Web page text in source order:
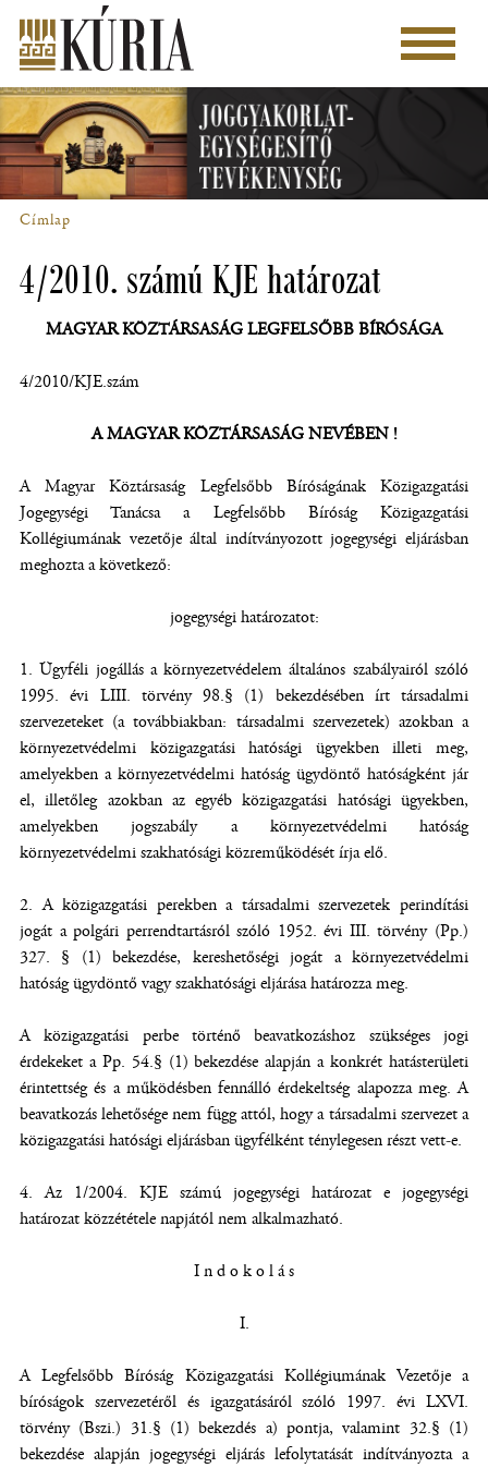
tartalomra
Főmenü
Címlap
4/2010. számú KJE határozat
MAGYAR KÖZTÁRSASÁG LEGFELSŐBB BÍRÓSÁGA
4/2010/KJE.szám
A MAGYAR KÖZTÁRSASÁG NEVÉBEN !
A Magyar Köztársaság Legfelsőbb Bíróságának Közigazgatási
Jogegységi Tanácsa a Legfelsőbb Bíróság Közigazgatási
Kollégiumának vezetője által indítványozott jogegységi eljárásban
meghozta a következő:
jogegységi határozatot:
1. Ügyféli jogállás a környezetvédelem általános szabályairól szóló
1995. évi LIII. törvény 98.§ (1) bekezdésében írt társadalmi
szervezeteket (a továbbiakban: társadalmi szervezetek) azokban a
környezetvédelmi közigazgatási hatósági ügyekben illeti meg,
amelyekben a környezetvédelmi hatóság ügydöntő hatóságként jár
el, illetőleg azokban az egyéb közigazgatási hatósági ügyekben,
amelyekben jogszabály a környezetvédelmi hatóság
környezetvédelmi szakhatósági közreműködését írja elő.
2. A közigazgatási perekben a társadalmi szervezetek perindítási
jogát a polgári perrendtartásról szóló 1952. évi III. törvény (Pp.)
327. § (1) bekezdése, kereshetőségi jogát a környezetvédelmi
hatóság ügydöntő vagy szakhatósági eljárása határozza meg.
A közigazgatási perbe történő beavatkozáshoz szükséges jogi
érdekeket a Pp. 54.§ (1) bekezdése alapján a konkrét hatásterületi
érintettség és a működésben fennálló érdekeltség alapozza meg. A
beavatkozás lehetősége nem függ attól, hogy a társadalmi szervezet a
közigazgatási hatósági eljárásban ügyfélként ténylegesen részt vett-e.
4. Az 1/2004. KJE számú jogegységi határozat e jogegységi
határozat közzététele napjától nem alkalmazható.
I n d o k o l á s
I.
A Legfelsőbb Bíróság Közigazgatási Kollégiumának Vezetője a
bíróságok szervezetéről és igazgatásáról szóló 1997. évi LXVI.
törvény (Bszi.) 31.§ (1) bekezdés a) pontja, valamint 32.§ (1)
bekezdése alapján jogegységi eljárás lefolytatását indítványozta a